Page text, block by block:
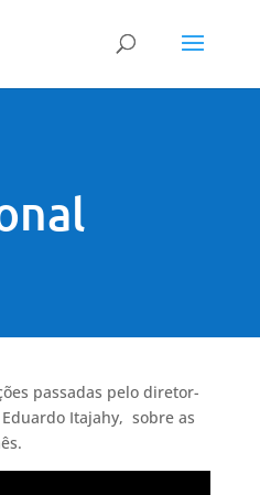
passadas pelo diretor-
Itajahy, sobre as